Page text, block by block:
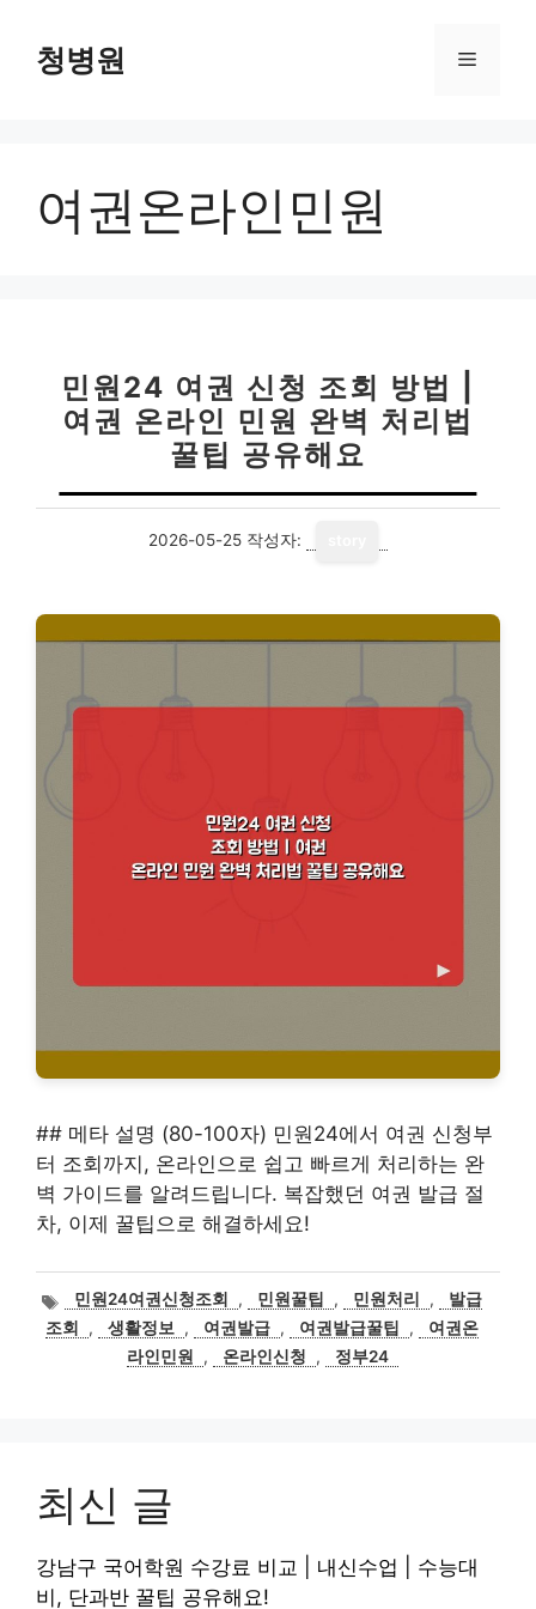
청병원 메
여권온라인민원
민원24 여권 신청 조회 방법 |
여권 온라인 민원 완벽 처리법
꿀팁 공유해요
2026-05-25 작성자:
## 메타 설명 (80-100자) 민원24에서 여권 신청부
터 조회까지, 온라인으로 쉽고 빠르게 처리하는 완
벽 가이드를 알려드립니다. 복잡했던 여권 발급 절
차, 이제 꿀팁으로 해결하세요!
태
그
민원24여권신청조회 , 민원꿀팁 , 민원처리 ,
발급
조회
, 생활정보 , 여권발급 , 여권발급꿀팁 ,
여권온
라인민원
, 온라인신청 , 정부24
최신 글
강남구 국어학원 수강료 비교 | 내신수업 | 수능대
비, 단과반 꿀팁 공유해요!